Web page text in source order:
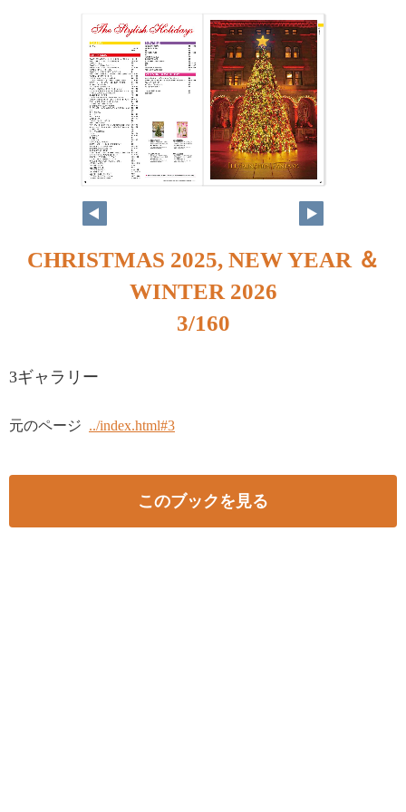
2 3
CHRISTMAS 2025, NEW YEAR ＆
WINTER 2026
3/160
3ギャラリー
元のページ ../index.html#3
このブックを見る